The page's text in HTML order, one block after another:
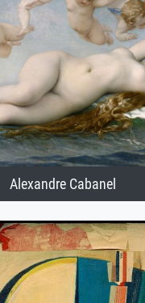
Alexandre Cabanel